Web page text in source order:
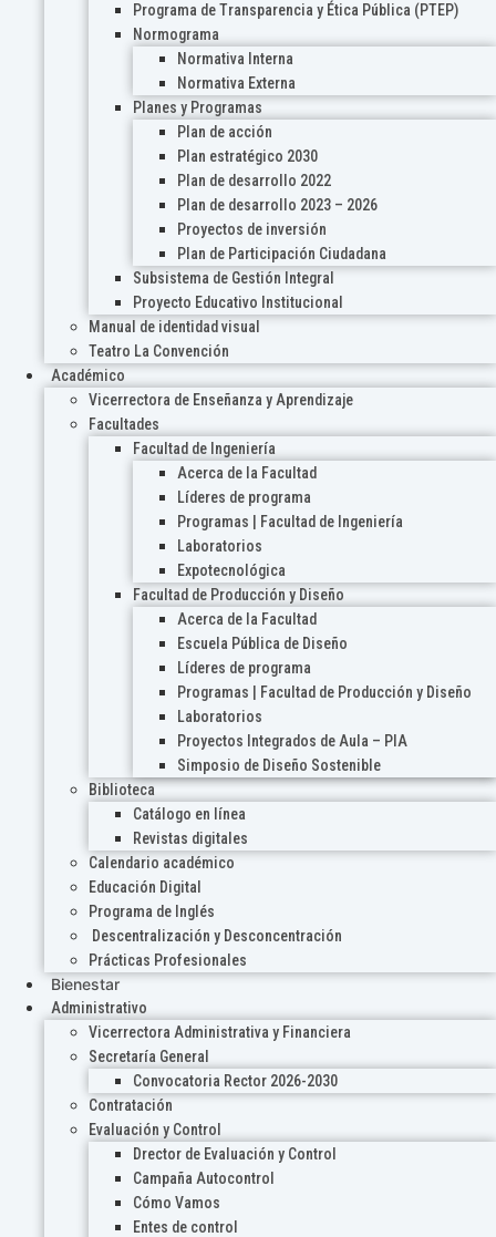
Programa de Transparencia y Ética Pública (PTEP)
Normograma
Normativa Interna
Normativa Externa
Planes y Programas
Plan de acción
Plan estratégico 2030
Plan de desarrollo 2022
Plan de desarrollo 2023 – 2026
Proyectos de inversión
Plan de Participación Ciudadana
Subsistema de Gestión Integral
Proyecto Educativo Institucional
Manual de identidad visual
Teatro La Convención
Académico
Vicerrectora de Enseñanza y Aprendizaje
Facultades
Facultad de Ingeniería
Acerca de la Facultad
Líderes de programa
Programas | Facultad de Ingeniería
Laboratorios
Expotecnológica
Facultad de Producción y Diseño
Acerca de la Facultad
Escuela Pública de Diseño
Líderes de programa
Programas | Facultad de Producción y Diseño
Laboratorios
Proyectos Integrados de Aula – PIA
Simposio de Diseño Sostenible
Biblioteca
Catálogo en línea
Revistas digitales
Calendario académico
Educación Digital
Programa de Inglés
Descentralización y Desconcentración
Prácticas Profesionales
Bienestar
Administrativo
Vicerrectora Administrativa y Financiera
Secretaría General
Convocatoria Rector 2026-2030
Contratación
Evaluación y Control
Drector de Evaluación y Control
Campaña Autocontrol
Cómo Vamos
Entes de control